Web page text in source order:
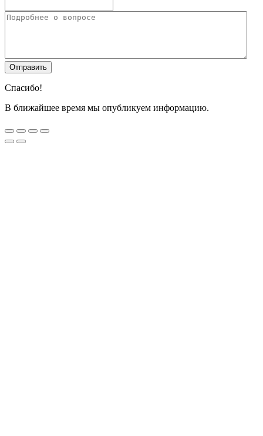
Спасибо!
В ближайшее время мы опубликуем информацию.